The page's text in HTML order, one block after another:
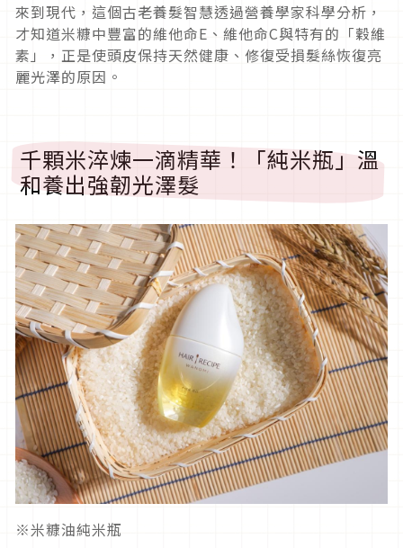
來到現代，這個古老養髮智慧透過營養學家科學分析，
才知道米糠中豐富的維他命E、維他命C與特有的「穀維
素」，正是使頭皮保持天然健康、修復受損髮絲恢復亮
麗光澤的原因。
千顆米淬煉一滴精華！「純米瓶」溫
和養出強韌光澤髮
※米糠油純米瓶